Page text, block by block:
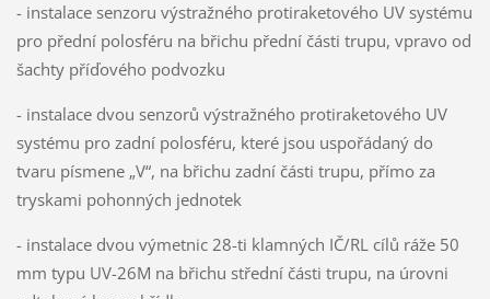
- instalace senzoru výstražného protiraketového UV systému
pro přední polosféru na břichu přední části trupu, vpravo od
šachty příďového podvozku
- instalace dvou senzorů výstražného protiraketového UV
systému pro zadní polosféru, které jsou uspořádaný do
tvaru písmene „V“, na břichu zadní části trupu, přímo za
tryskami pohonných jednotek
- instalace dvou výmetnic 28-ti klamných IČ/RL cílů ráže 50
mm typu UV-26M na břichu střední části trupu, na úrovni